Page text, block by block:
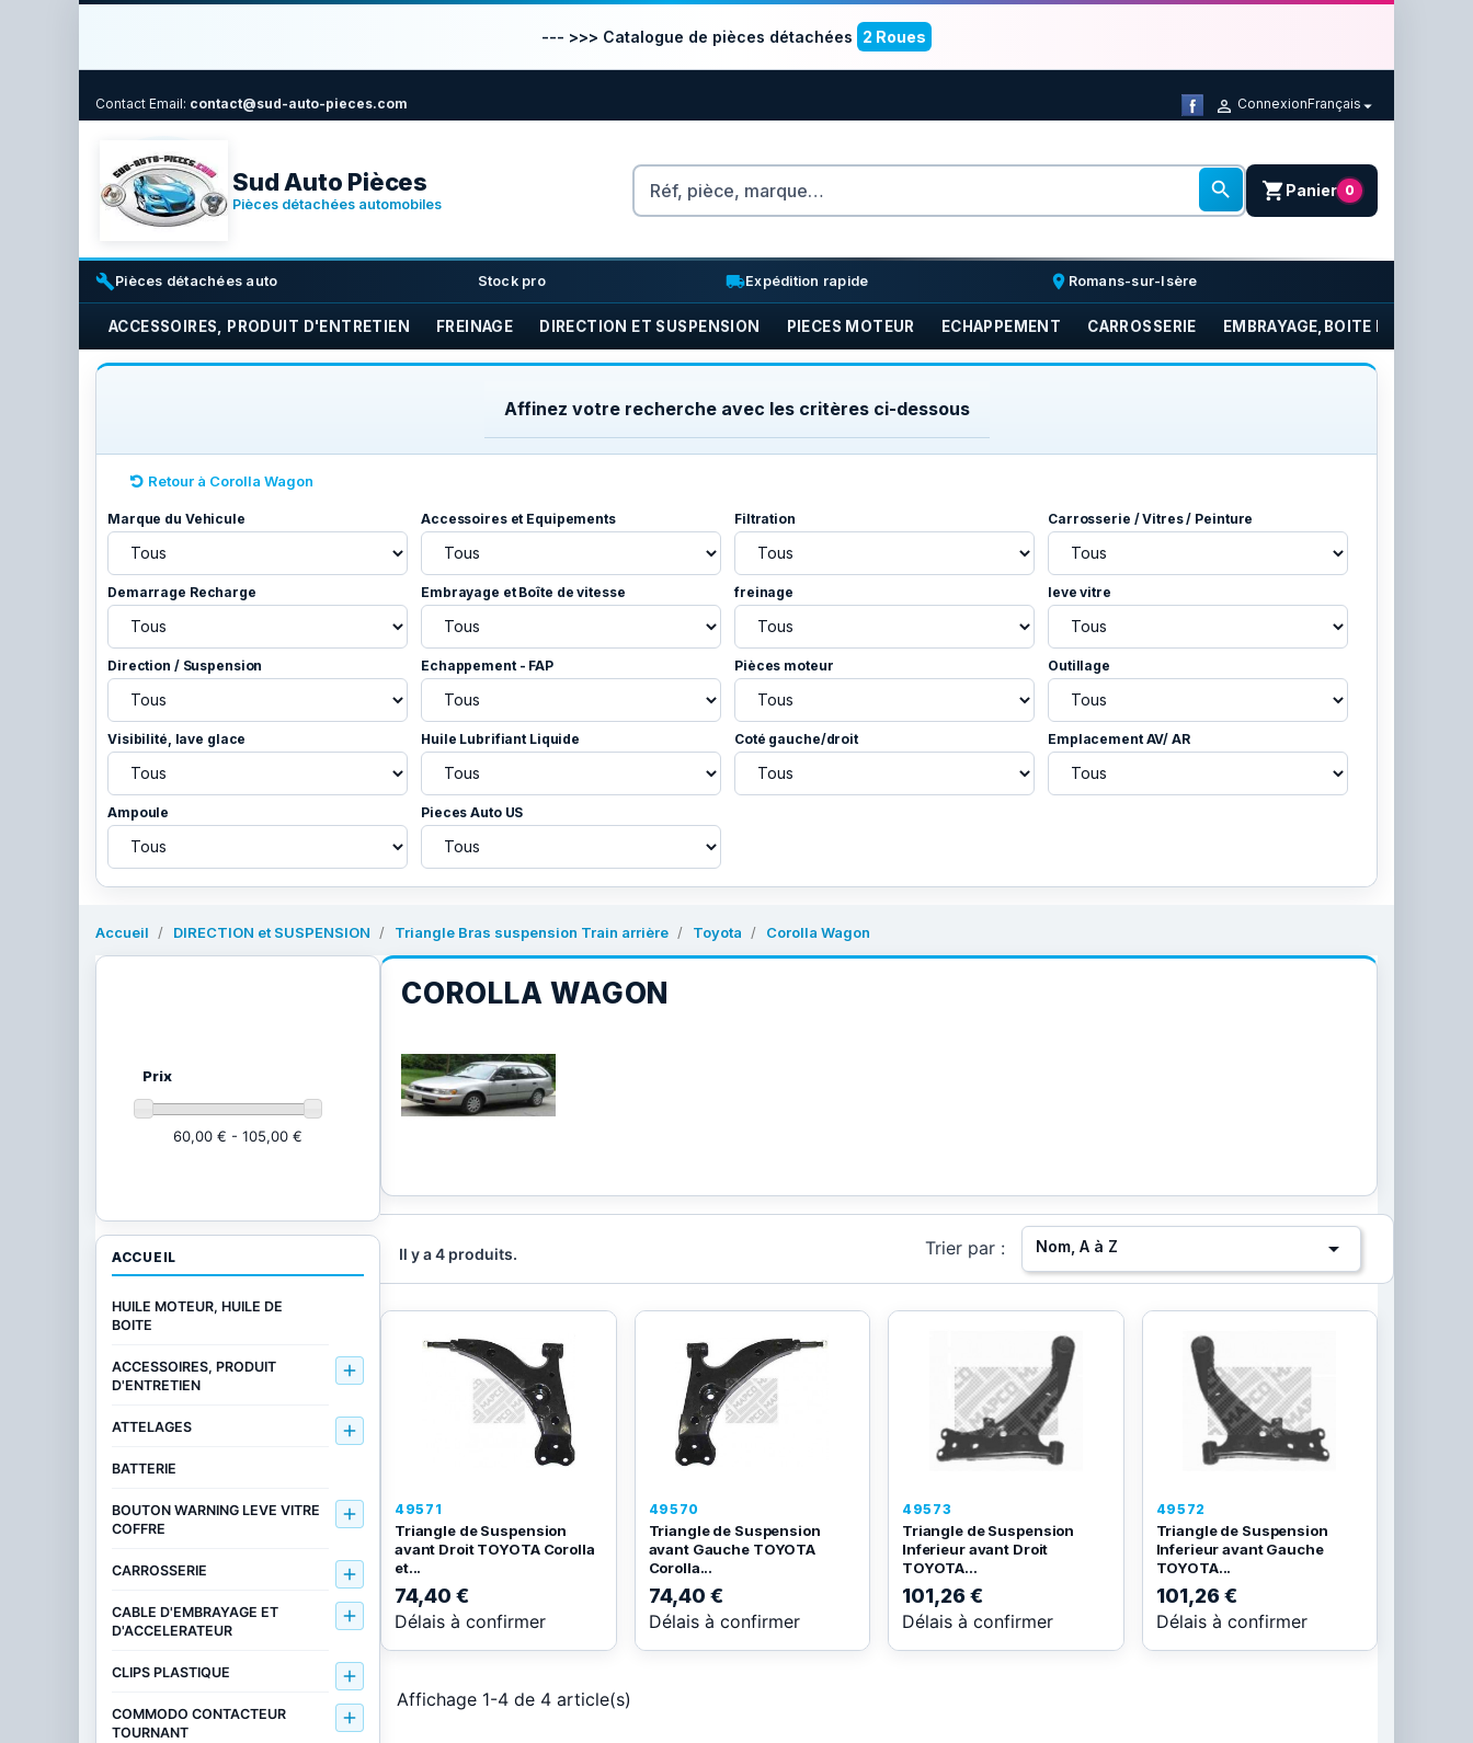
--- >>> Catalogue de pièces détachées 2 Roues
Contact Email: contact@sud-auto-pieces.com  ConnexionFrançais
Sud Auto Pièces
Pièces détachées automobiles
Rechercher
 shopping_cartPanier 0
buildPièces détachées auto inventory_2
Stock pro local_shippingExpédition rapide place Romans-sur-Isère
ACCESSOIRES, PRODUIT D'ENTRETIEN FREINAGE DIRECTION ET SUSPENSION PIECES MOTEUR ECHAPPEMENT CARROSSERIE EMBRAYAGE,BOITE DE
Affinez votre recherche avec les critères ci-dessous
Retour à Corolla Wagon
Marque du Vehicule Accessoires et Equipements Filtration Carrosserie / Vitres / Peinture
Demarrage Recharge Embrayage et Boîte de vitesse freinage leve vitre
Direction / Suspension Echappement - FAP Pièces moteur Outillage
Visibilité, lave glace Huile Lubrifiant Liquide Coté gauche/droit Emplacement AV/ AR
Ampoule Pieces Auto US
Accueil DIRECTION et SUSPENSION Triangle Bras suspension Train arrière Toyota Corolla Wagon
COROLLA WAGON
Il y a 4 produits. Trier par : Nom, A à Z 
49571
Triangle de Suspension
avant Droit TOYOTA Corolla
et...
74,40 €
Délais à confirmer
49570
Triangle de Suspension
avant Gauche TOYOTA
Corolla...
74,40 €
Délais à confirmer
49573
Triangle de Suspension
Inferieur avant Droit
TOYOTA...
101,26 €
Délais à confirmer
49572
Triangle de Suspension
Inferieur avant Gauche
TOYOTA...
101,26 €
Délais à confirmer
Affichage 1-4 de 4 article(s)
Prix
60,00 € - 105,00 €
ACCUEIL
HUILE MOTEUR, HUILE DE
BOITE
ACCESSOIRES, PRODUIT
D'ENTRETIEN

ATTELAGES 
BATTERIE
BOUTON WARNING LEVE VITRE
COFFRE

CARROSSERIE 
CABLE D'EMBRAYAGE ET
D'ACCELERATEUR

CLIPS PLASTIQUE 
COMMODO CONTACTEUR
TOURNANT
